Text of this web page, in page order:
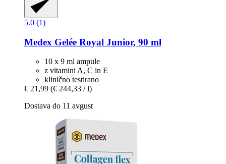
5.0 (1)
Medex Gelée Royal Junior, 90 ml
10 x 9 ml ampule
z vitamini A, C in E
klinično testirano
€ 21,99 (€ 244,33 / l)
Dostava do 11 avgust